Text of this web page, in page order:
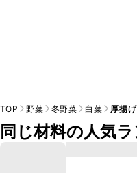
TOP 野菜 冬野菜 白菜 厚揚
同じ材料の人気